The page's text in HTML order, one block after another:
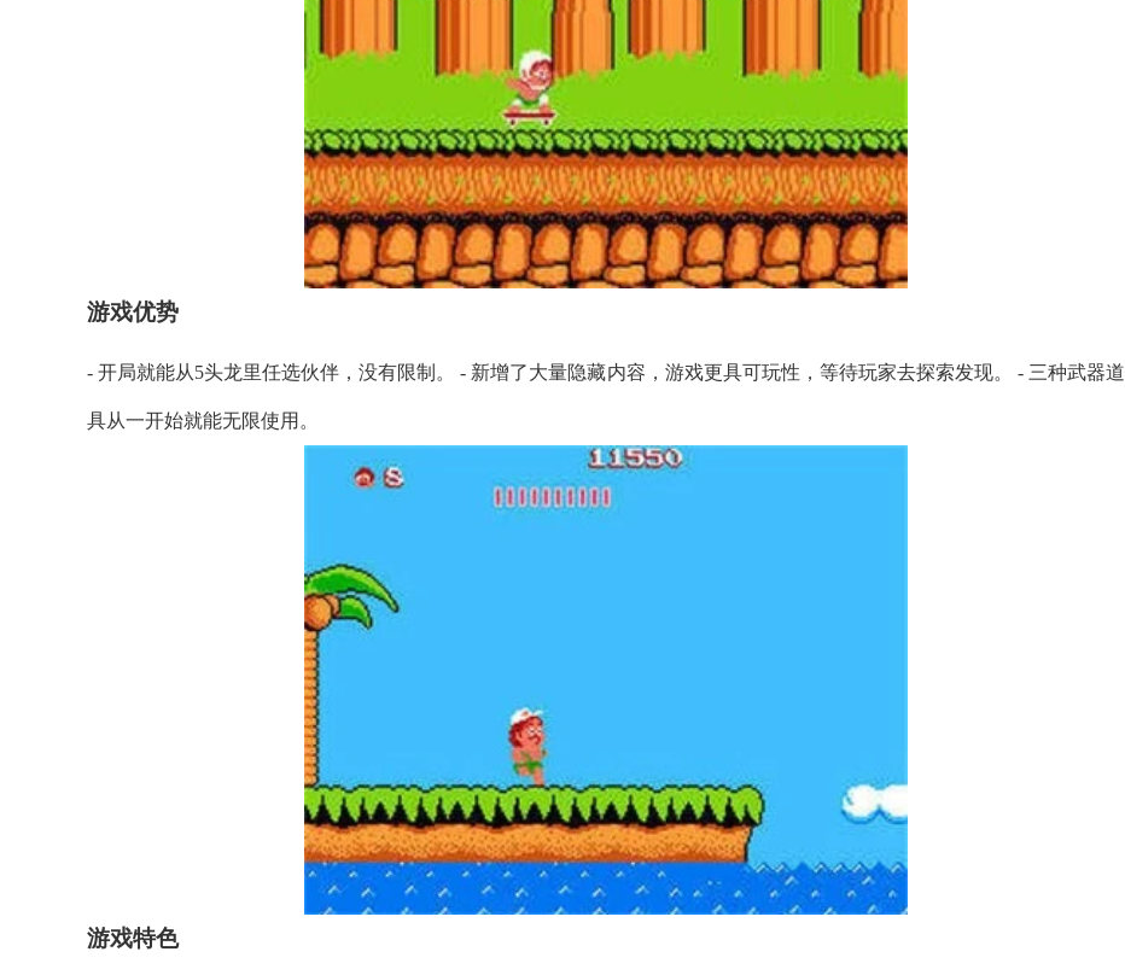
游戏优势
- 开局就能从5头龙里任选伙伴，没有限制。 - 新增了大量隐藏内容，游戏更具可玩性，等待玩家去探索发现。 - 三种武器道
具从一开始就能无限使用。
游戏特色